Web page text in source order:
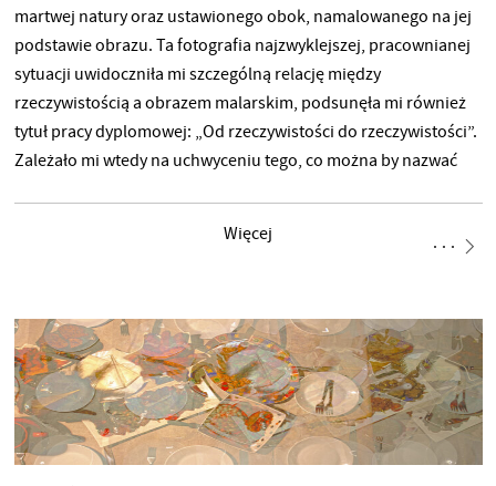
martwej natury oraz ustawionego obok, namalowanego na jej
podstawie obrazu. Ta fotografia najzwyklejszej, pracownianej
sytuacji uwidoczniła mi szczególną relację między
rzeczywistością a obrazem malarskim, podsunęła mi również
tytuł pracy dyplomowej: „Od rzeczywistości do rzeczywistości”.
Zależało mi wtedy na uchwyceniu tego, co można by nazwać
rzeczywistości w ogóle. I nie chodziło o realizm jako malarską
W takim przypadku obraz nie mógł być odzwierciedleniem
świata –
Więcej